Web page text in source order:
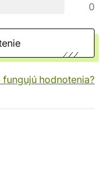
0
fungujú hodnotenia?